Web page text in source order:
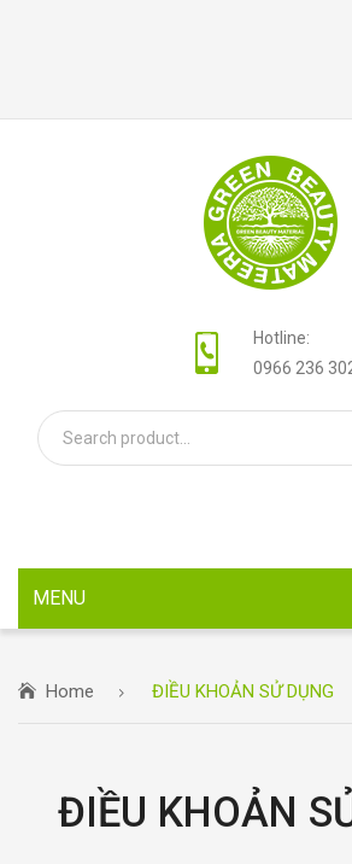
Hotline:
0966 236
MENU
LIÊN HỆ
Home ĐIỀU KHOẢN SỬ DỤNG
ĐIỀU KHOẢN